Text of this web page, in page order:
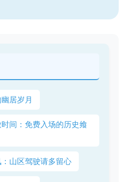
居岁月
间：免费入场的历史飨
山区驾驶请多留心